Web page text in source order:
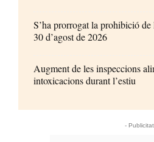
S’ha prorrogat la prohibició
30 d’agost de 2026
Augment de les inspeccions
intoxicacions durant l’estiu
-